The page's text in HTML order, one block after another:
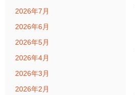
2026年7月
2026年6月
2026年5月
2026年4月
2026年3月
2026年2月